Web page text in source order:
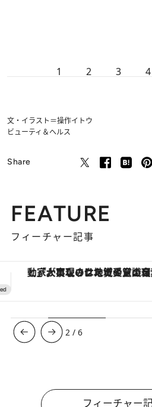
1 2 3 4
文・イラスト＝操作イトウ
ビューティ＆ヘルス
Share
FEATURE
フィーチャー記事
「土佐和ハーブかき氷」がOMO7高知に登場！生姜、山椒、大
3 /6
フィーチャー